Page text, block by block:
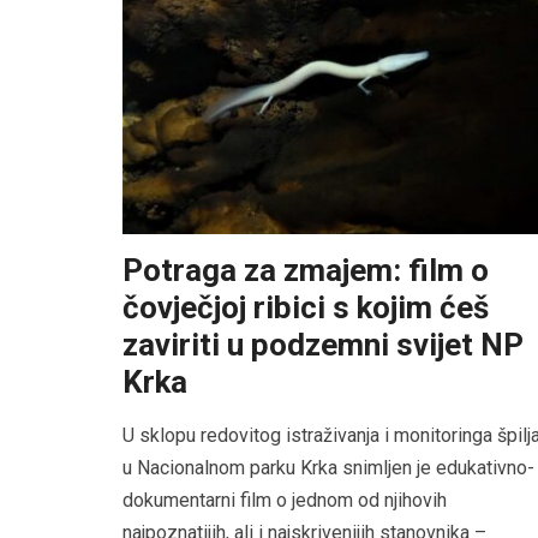
Potraga za zmajem: film o
čovječjoj ribici s kojim ćeš
zaviriti u podzemni svijet NP
Krka
U sklopu redovitog istraživanja i monitoringa
u Nacionalnom parku Krka snimljen je edukativno-
dokumentarni film o jednom od njihovih
najpoznatijih, ali i najskrivenijih stanovnika –